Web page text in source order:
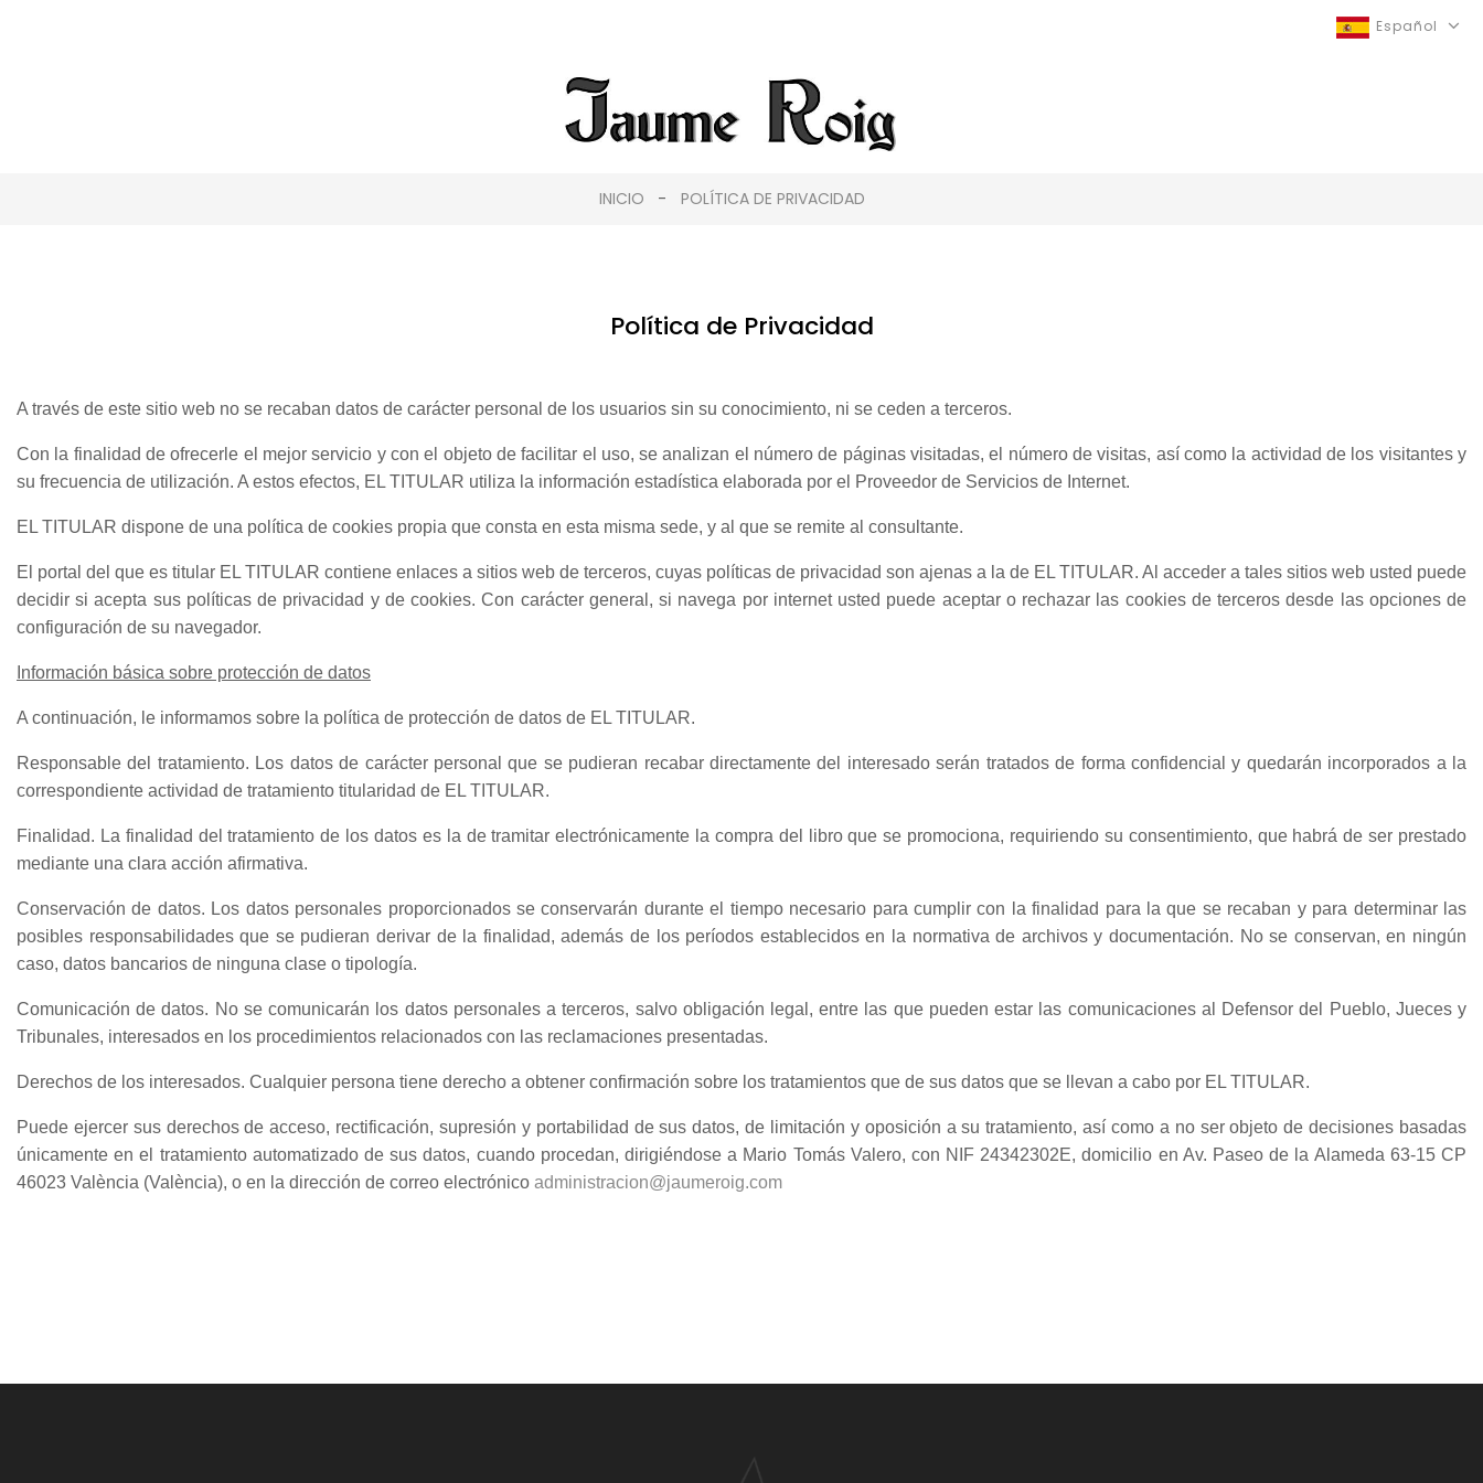
Español
INICIO POLÍTICA DE PRIVACIDAD
Política de Privacidad
A través de este sitio web no se recaban datos de carácter personal de los usuarios sin su conocimiento, ni se ceden a terceros.
Con la finalidad de ofrecerle el mejor servicio y con el objeto de facilitar el uso, se analizan el número de páginas visitadas, el número de visitas, así como la actividad de los visitantes y
su frecuencia de utilización. A estos efectos, EL TITULAR utiliza la información estadística elaborada por el Proveedor de Servicios de Internet.
EL TITULAR dispone de una política de cookies propia que consta en esta misma sede, y al que se remite al consultante.
El portal del que es titular EL TITULAR contiene enlaces a sitios web de terceros, cuyas políticas de privacidad son ajenas a la de EL TITULAR. Al acceder a tales sitios web usted puede
decidir si acepta sus políticas de privacidad y de cookies. Con carácter general, si navega por internet usted puede aceptar o rechazar las cookies de terceros desde las opciones de
configuración de su navegador.
Información básica sobre protección de datos
A continuación, le informamos sobre la política de protección de datos de EL TITULAR.
Responsable del tratamiento. Los datos de carácter personal que se pudieran recabar directamente del interesado serán tratados de forma confidencial y quedarán incorporados a la
correspondiente actividad de tratamiento titularidad de EL TITULAR.
Finalidad. La finalidad del tratamiento de los datos es la de tramitar electrónicamente la compra del libro que se promociona, requiriendo su consentimiento, que habrá de ser prestado
mediante una clara acción afirmativa.
Conservación de datos. Los datos personales proporcionados se conservarán durante el tiempo necesario para cumplir con la finalidad para la que se recaban y para determinar las
posibles responsabilidades que se pudieran derivar de la finalidad, además de los períodos establecidos en la normativa de archivos y documentación. No se conservan, en ningún
caso, datos bancarios de ninguna clase o tipología.
Comunicación de datos. No se comunicarán los datos personales a terceros, salvo obligación legal, entre las que pueden estar las comunicaciones al Defensor del Pueblo, Jueces y
Tribunales, interesados en los procedimientos relacionados con las reclamaciones presentadas.
Derechos de los interesados. Cualquier persona tiene derecho a obtener confirmación sobre los tratamientos que de sus datos que se llevan a cabo por EL TITULAR.
Puede ejercer sus derechos de acceso, rectificación, supresión y portabilidad de sus datos, de limitación y oposición a su tratamiento, así como a no ser objeto de decisiones basadas
únicamente en el tratamiento automatizado de sus datos, cuando procedan, dirigiéndose a Mario Tomás Valero, con NIF 24342302E, domicilio en Av. Paseo de la Alameda 63-15 CP
46023 València (València), o en la dirección de correo electrónico administracion@jaumeroig.com